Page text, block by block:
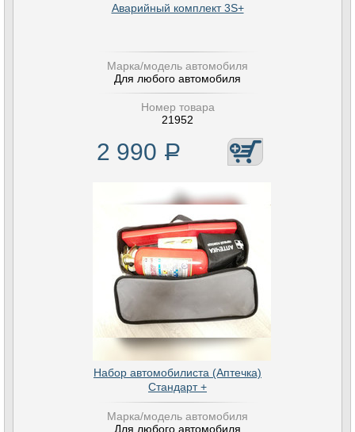
Аварийный комплект 3S+
Марка/модель автомобиля
Для любого автомобиля
Номер товара
21952
2 990 Р
Набор автомобилиста (Аптечка)
Стандарт +
Марка/модель автомобиля
Для любого автомобиля